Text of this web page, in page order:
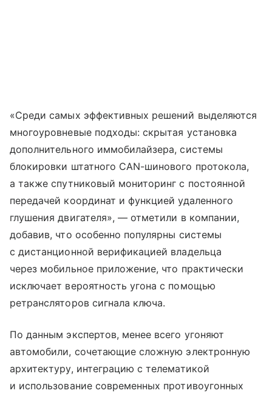
«Среди самых эффективных решений выделяются
многоуровневые подходы: скрытая установка
дополнительного иммобилайзера, системы
блокировки штатного CAN-шинового протокола,
а также спутниковый мониторинг с постоянной
передачей координат и функцией удаленного
глушения двигателя», — отметили в компании,
добавив, что особенно популярны системы
с дистанционной верификацией владельца
через мобильное приложение, что практически
исключает вероятность угона с помощью
ретрансляторов сигнала ключа.
По данным экспертов, менее всего угоняют
автомобили, сочетающие сложную электронную
архитектуру, интеграцию с телематикой
и использование современных противоугонных